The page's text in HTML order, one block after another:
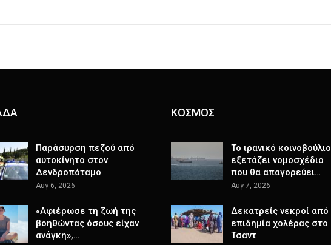
Παράσυρση πεζού από
αυτοκίνητο στον
Δενδροπόταμο
Αυγ 6, 2026
«Αφιέρωσε τη ζωή της
βοηθώντας όσους είχαν
ανάγκη»,…
ΚΟΣΜΟΣ
Το ιρανικό κοινοβούλιο
εξετάζει νομοσχέδιο
που θα απαγορεύει…
Αυγ 7, 2026
Δεκατρείς νεκροί από
επιδημία χολέρας στο
Τσαντ